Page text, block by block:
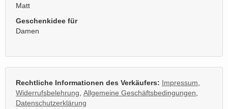
Matt
Geschenkidee für
Damen
Rechtliche Informationen des Verkäufers: Impressum
Widerrufsbelehrung Allgemeine Geschäftsbedingungen
Datenschutzerklärung